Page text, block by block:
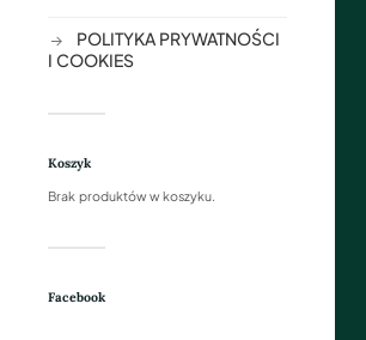
POLITYKA PRYWATNOŚCI
I COOKIES
Koszyk
Brak produktów w koszyku.
Facebook